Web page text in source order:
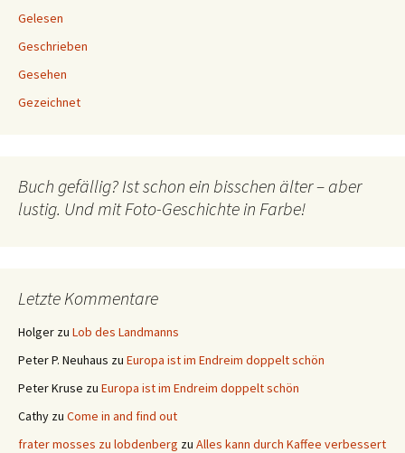
Gelesen
Geschrieben
Gesehen
Gezeichnet
Buch gefällig? Ist schon ein bisschen älter – aber
lustig. Und mit Foto-Geschichte in Farbe!
Letzte Kommentare
Holger zu Lob des Landmanns
Peter P. Neuhaus zu Europa ist im Endreim doppelt schön
Peter Kruse zu Europa ist im Endreim doppelt schön
Cathy zu Come in and find out
frater mosses zu lobdenberg zu Alles kann durch Kaffee verbessert